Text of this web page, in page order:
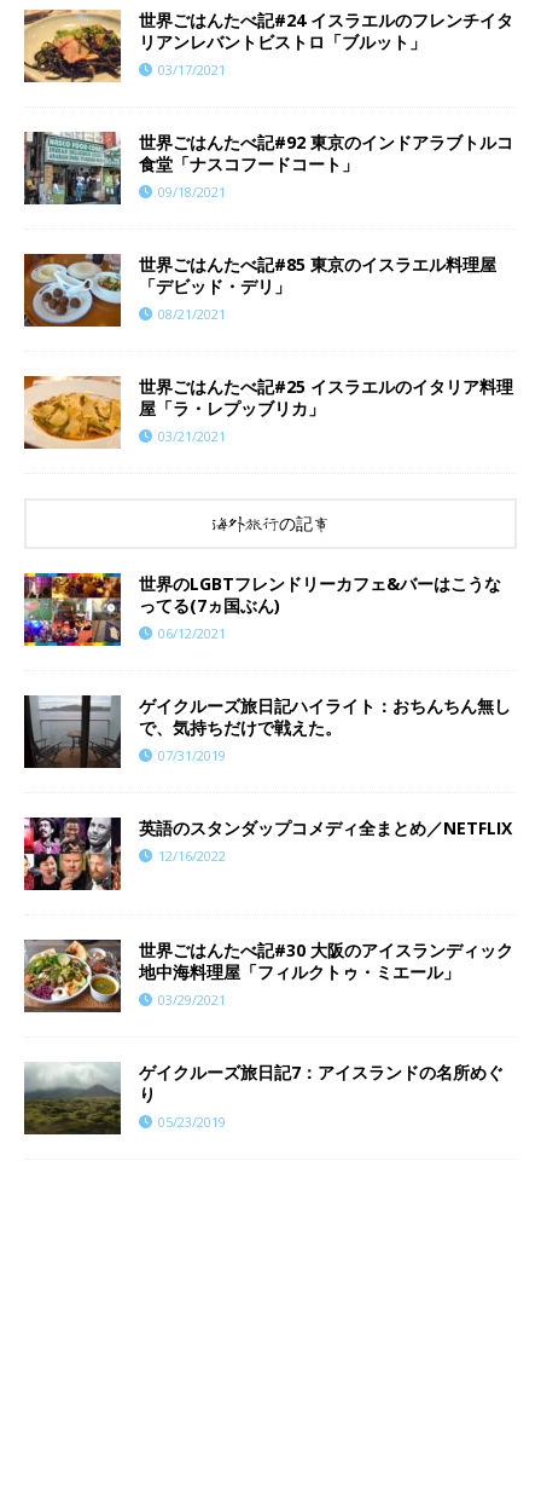
世界ごはんたべ記#24 イスラエルのフレンチイタ
リアンレバントビストロ「ブルット」
03/17/2021
世界ごはんたべ記#92 東京のインドアラブトルコ
食堂「ナスコフードコート」
09/18/2021
世界ごはんたべ記#85 東京のイスラエル料理屋
「デビッド・デリ」
08/21/2021
世界ごはんたべ記#25 イスラエルのイタリア料理
屋「ラ・レプッブリカ」
03/21/2021
海外旅行の記事
世界のLGBTフレンドリーカフェ&バーはこうな
ってる(7ヵ国ぶん)
06/12/2021
ゲイクルーズ旅日記ハイライト：おちんちん無し
で、気持ちだけで戦えた。
07/31/2019
英語のスタンダップコメディ全まとめ／NETFLIX
12/16/2022
世界ごはんたべ記#30 大阪のアイスランディック
地中海料理屋「フィルクトゥ・ミエール」
03/29/2021
ゲイクルーズ旅日記7：アイスランドの名所めぐ
り
05/23/2019